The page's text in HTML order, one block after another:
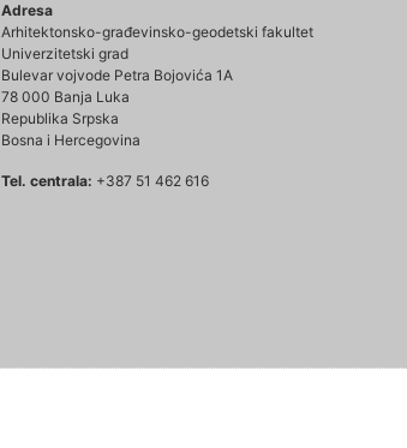
Adresa
Arhitektonsko-građevinsko-geodetski fakultet
Univerzitetski grad
Bulevar vojvode Petra Bojovića 1A
78 000 Banja Luka
Republika Srpska
Bosna i Hercegovina
Tel. centrala: +387 51 462 616